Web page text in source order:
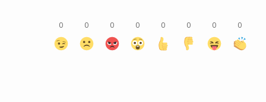
0 0 0 0 0 0 0 0